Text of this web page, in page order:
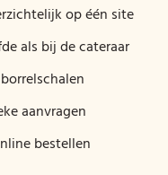
op één site
als bij de cateraar
aanvragen
bestellen